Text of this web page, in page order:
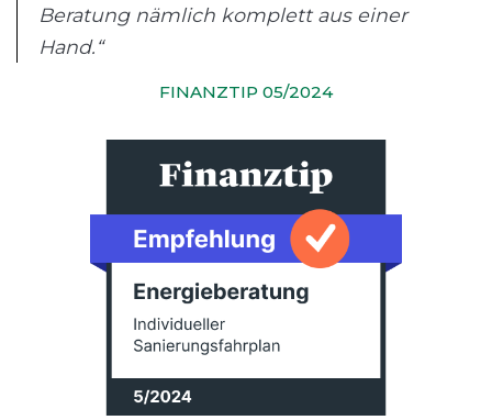
Beratung nämlich komplett aus einer
Hand.“
FINANZTIP 05/2024